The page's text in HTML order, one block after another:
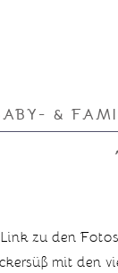
&
zu den
mit den